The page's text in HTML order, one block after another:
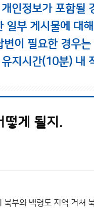
인정보가 포함될
일부 게시물에 대
이 필요한 경우는
지시간(10분) 내
떻게 될지.
부와 백령도 지역 거쳐